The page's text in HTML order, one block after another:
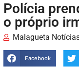
Polícia
o próprio
Malagueta
Facebook